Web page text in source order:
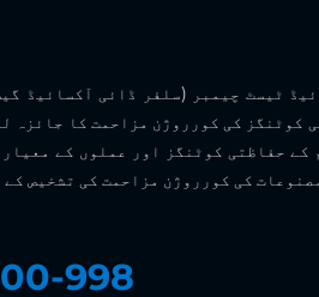
ٹیسٹ چیمبر‌ (سلفر ڈائی آکسائیڈ
کوٹنگز کی کورروژن مزاحمت کا جائزہ
کے حفاظتی کوٹنگز اور عملوں کے
کی کورروژن مزاحمت کی تشخیص
998